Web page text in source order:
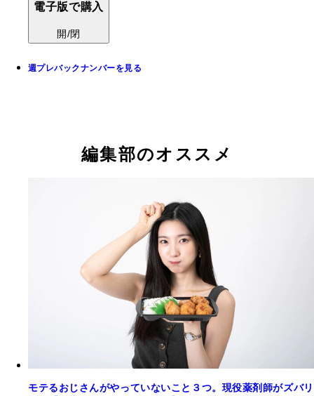
電子版で購入
開/閉
週プレバックナンバーを見る
編集部のオススメ
モテるおじさんがやっていないこと３つ。現役薬剤師がズバリ